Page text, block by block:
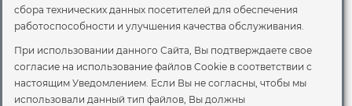
Доставка
Оплата
Контакты
О компании
Все бренды
сбора технических данных посетителей для обеспечения
работоспособности и улучшения качества обслуживания.
При использовании данного Сайта, Вы подтверждаете свое
согласие на использование файлов Cookie в соответствии с
настоящим Уведомлением. Если Вы не согласны, чтобы мы
использовали данный тип файлов, Вы должны